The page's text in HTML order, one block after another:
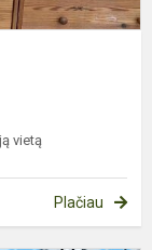
vietą
Plačiau